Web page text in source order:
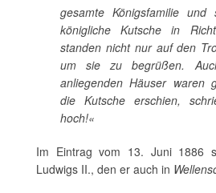
gesamte Königsfamilie
königliche Kutsche in
standen nicht nur auf den
um sie zu begrüßen.
anliegenden Häuser waren
die Kutsche erschien,
hoch!«
Im Eintrag vom 13. Juni 1886
Ludwigs II., den er auch in